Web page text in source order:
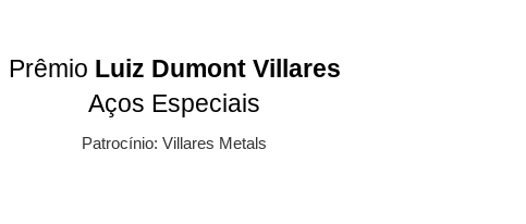
Prêmio Luiz Dumont Villares
Aços Especiais
Patrocínio: Villares Metals